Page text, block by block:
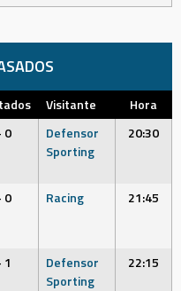
Visitante
Hora
0
Defensor
Sporting
20:30
0 Racing 21:45
1
Defensor
Sporting
22:15